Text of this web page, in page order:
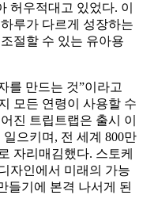
허우적대고 있었다. 이
루가 다르게 성장하는
절할 수 있는 유아용
를 만드는 것”이라고
모든 연령이 사용할 수
진 트립트랩은 출시 이
으키며, 전 세계 800만
자리매김했다. 스토케
자인에서 미래의 가능
들기에 본격 나서게 된